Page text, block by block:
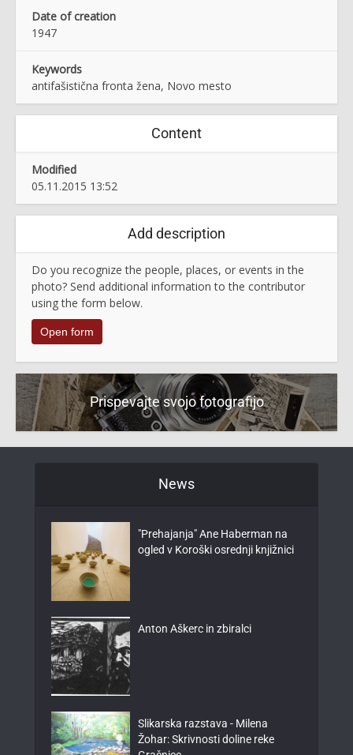
Date of creation
1947
Keywords
antifašistična fronta žena, Novo mesto
Content
Modified
05.11.2015 13:52
Add description
Do you recognize the people, places, or events in the
photo? Send additional information to the contributor
using the form below.
Open form
Prispevajte svojo fotografijo
News
"Prehajanja" Ane Haberman na
ogled v Koroški osrednji knjižnici
Anton Aškerc in zbiralci
Slikarska razstava - Milena
Žohar: Skrivnosti doline reke